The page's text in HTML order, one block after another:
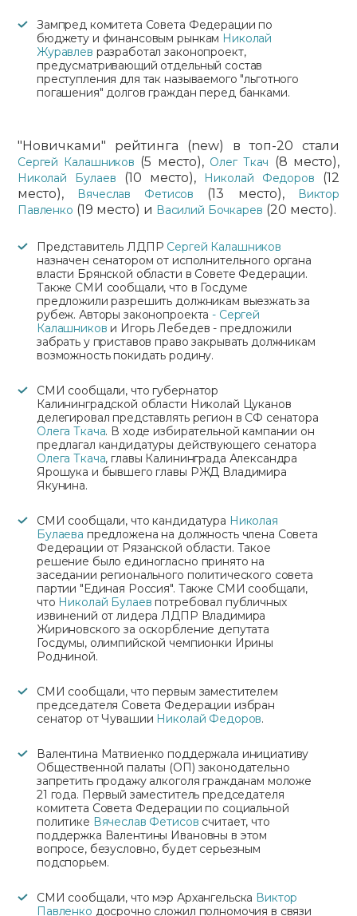
Зампред комитета Совета Федерации по
бюджету и финансовым рынкам Николай
Журавлев разработал законопроект,
предусматривающий отдельный состав
преступления для так называемого "льготного
погашения" долгов граждан перед банками.
"Новичками" рейтинга (new) в топ-20 стали
Сергей Калашников (5 место), Олег Ткач (8 место),
Николай Булаев (10 место), Николай Федоров (12
место),
Вячеслав Фетисов (13 место),
Виктор
Павленко (19 место) и Василий Бочкарев (20 место).
Представитель ЛДПР Сергей Калашников
назначен сенатором от исполнительного органа
власти Брянской области в Совете Федерации.
Также СМИ сообщали, что в Госдуме
предложили разрешить должникам выезжать за
рубеж. Авторы законопроекта- Сергей
Калашников и Игорь Лебедев - предложили
забрать у приставов право закрывать должникам
возможность покидать родину.
СМИ сообщали, что губернатор
Калининградской области Николай Цуканов
делегировал представлять регион в СФ сенатора
Олега Ткача. В ходе избирательной кампании он
предлагал кандидатуры действующего сенатора
Олега Ткача, главы Калининграда Александра
Ярошука и бывшего главы РЖД Владимира
Якунина.
СМИ сообщали, что кандидатура Николая
Булаева предложена на должность члена Совета
Федерации от Рязанской области. Такое
решение было единогласно принято на
заседании регионального политического совета
партии "Единая Россия". Также СМИ сообщали,
что Николай Булаев потребовал публичных
извинений от лидера ЛДПР Владимира
Жириновского за оскорбление депутата
Госдумы, олимпийской чемпионки Ирины
Родниной.
СМИ сообщали, что первым заместителем
председателя Совета Федерации избран
сенатор от Чувашии Николай Федоров.
Валентина Матвиенко поддержала инициативу
Общественной палаты (ОП) законодательно
запретить продажу алкоголя гражданам моложе
21 года. Первый заместитель председателя
комитета Совета Федерации по социальной
политике Вячеслав Фетисов считает, что
поддержка Валентины Ивановны в этом
вопросе, безусловно, будет серьезным
подспорьем.
СМИ сообщали, что мэр Архангельска Виктор
Павленко досрочно сложил полномочия в связи